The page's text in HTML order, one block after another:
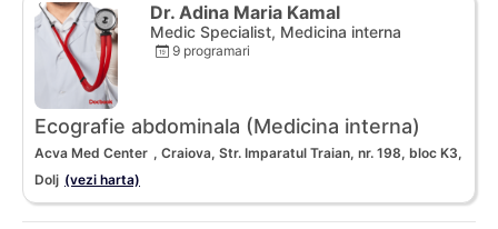
Dr. Adina Maria Kamal
Medic Specialist, Medicina interna
9 programari
Ecografie abdominala (Medicina interna)
Acva Med Center , Craiova, Str. Imparatul Traian, nr. 198, bloc K3,
Dolj (vezi harta)